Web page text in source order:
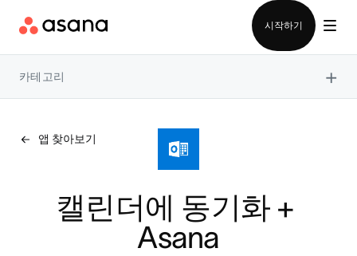
시작하기
카테고리 ×
앱 찾아보기
캘린더에 동기화 +
Asana